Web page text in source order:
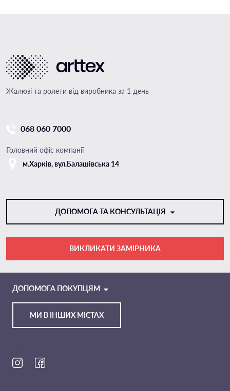
Жалюзі та ролети від виробника за 1 день
068 060 7000
Головний офіс компанії
м.Харкiв, вул.Балашівська 14
ДОПОМОГА ТА КОНСУЛЬТАЦІЯ
TELEGRAM
ВИКЛИКАТИ ЗАМІРНИКА
МИ В ІНШИХ МІСТАХ
ДОПОМОГА ПОКУПЦЯМ